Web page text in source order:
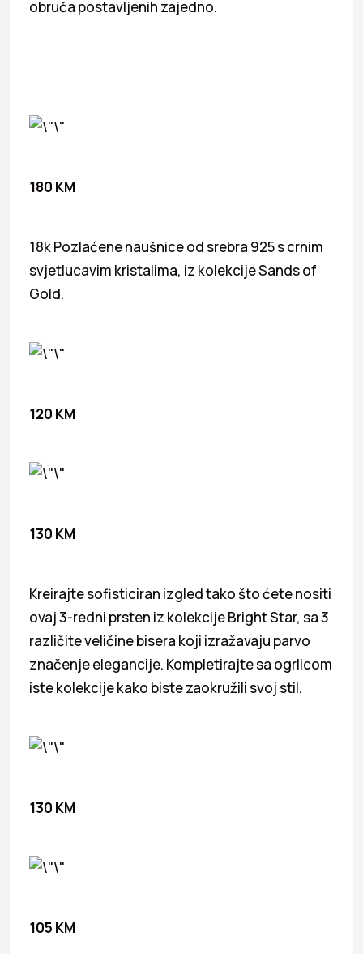
obruča postavljenih zajedno.
180 KM
18k Pozlaćene naušnice od srebra 925 s crnim
svjetlucavim kristalima, iz kolekcije Sands of
Gold.
120 KM
130 KM
Kreirajte sofisticiran izgled tako što ćete nositi
ovaj 3-redni prsten iz kolekcije Bright Star, sa 3
različite veličine bisera koji izražavaju parvo
značenje elegancije. Kompletirajte sa ogrlicom
iste kolekcije kako biste zaokružili svoj stil.
130 KM
105 KM